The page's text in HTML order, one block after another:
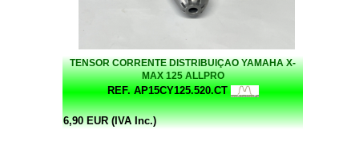
TENSOR CORRENTE DISTRIBUIÇAO YAMAHA X-
MAX 125 ALLPRO
REF. AP15CY125.520.CT
6,90 EUR (IVA Inc.)